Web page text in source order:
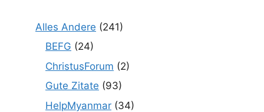
Alles Andere (241)
BEFG (24)
ChristusForum (2)
Gute Zitate (93)
HelpMyanmar (34)